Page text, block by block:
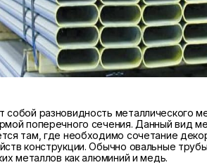
разновидность металлического
поперечного сечения. Данный вид
там, где необходимо сочетание
конструкции. Обычно овальные
металлов как алюминий и медь.